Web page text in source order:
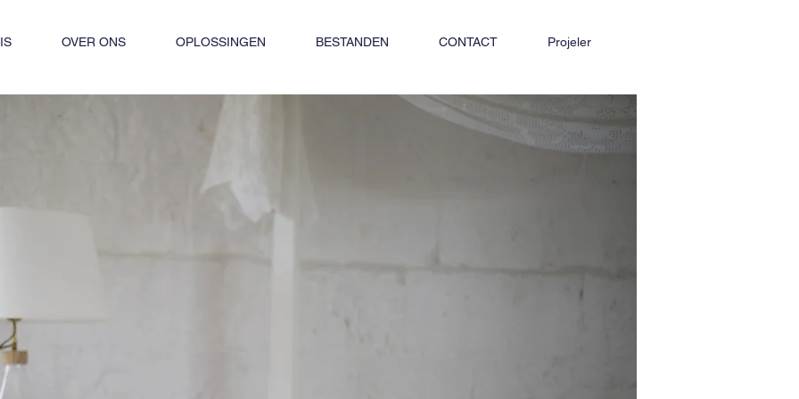
OVER ONS OPLOSSINGEN BESTANDEN CONTACT Projeler